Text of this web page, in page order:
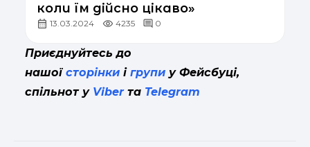
коли їм дійсно цікаво»
13.03.2024 4235 0
Приєднуйтесь до
нашоїсторінки ігрупи у Фейсбуці,
спільнот уViberта Telegram